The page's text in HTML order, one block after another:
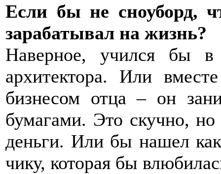
Если бы не сноуборд,
зарабатывал на жизнь?
Наверное, учился бы в
архитектора. Или
бизнесом отца – он
бумагами. Это скучно,
деньги. Или бы нашел
чику, которая бы